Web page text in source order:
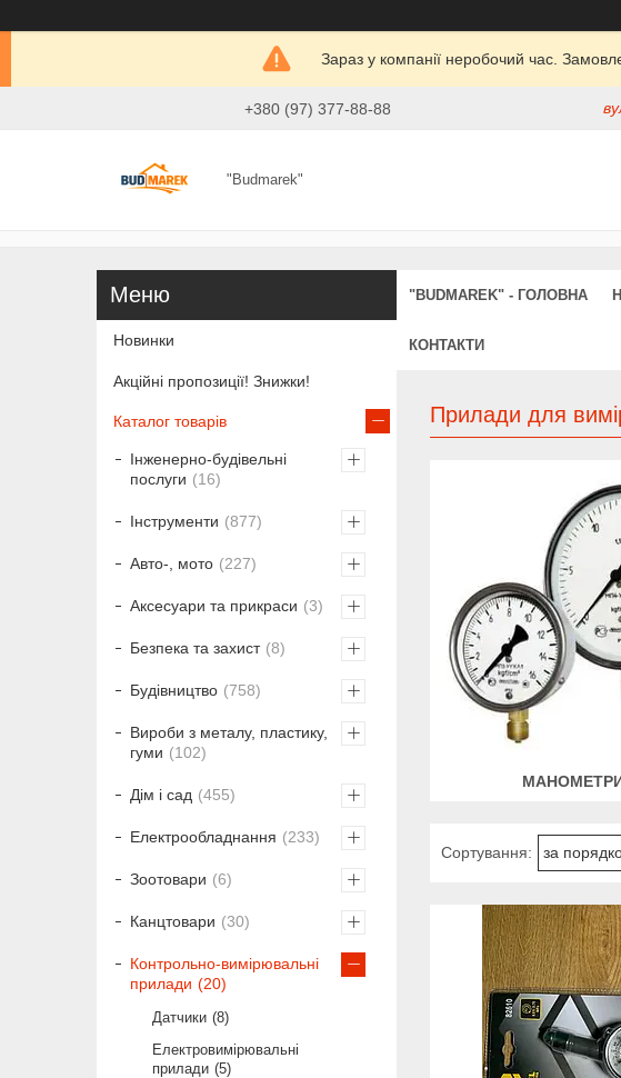
Зараз у компанії неробочий час.
+380 (97) 377-88-88
"Budmarek"
"BUDMAREK" - ГОЛОВНА
КОНТАКТИ
Прилади для
Новинки
Акційні пропозиції! Знижки!
Каталог товарів
Інженерно-будівельні
послуги
16
Інструменти 877
Авто-, мото 227
Аксесуари та прикраси 3
Безпека та захист 8
Будівництво 758
Вироби з металу, пластику,
гуми
102
Дім і сад 455
Електрообладнання 233
Зоотовари 6
Канцтовари 30
Контрольно-вимірювальні
прилади
20
Датчики 8
Електровимірювальні
прилади 5